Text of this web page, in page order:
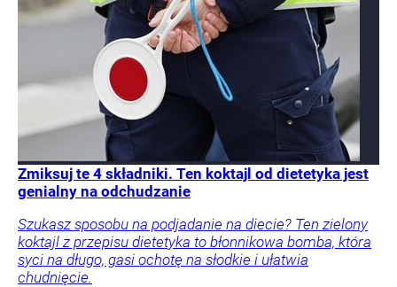
Zmiksuj te 4 składniki. Ten koktajl od dietetyka jest
genialny na odchudzanie
Szukasz sposobu na podjadanie na diecie? Ten zielony
koktajl z przepisu dietetyka to błonnikowa bomba, która
syci na długo, gasi ochotę na słodkie i ułatwia
chudnięcie.